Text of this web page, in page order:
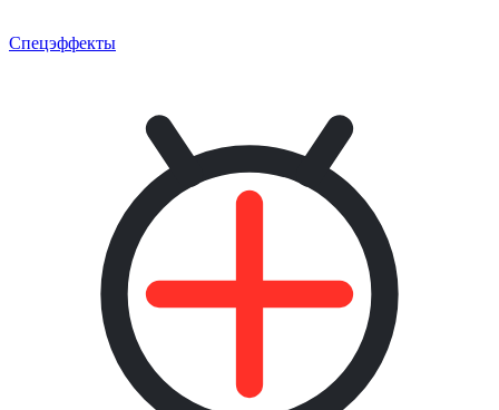
Спецэффекты